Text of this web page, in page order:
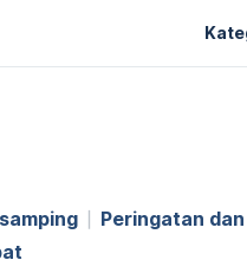
Peringatan